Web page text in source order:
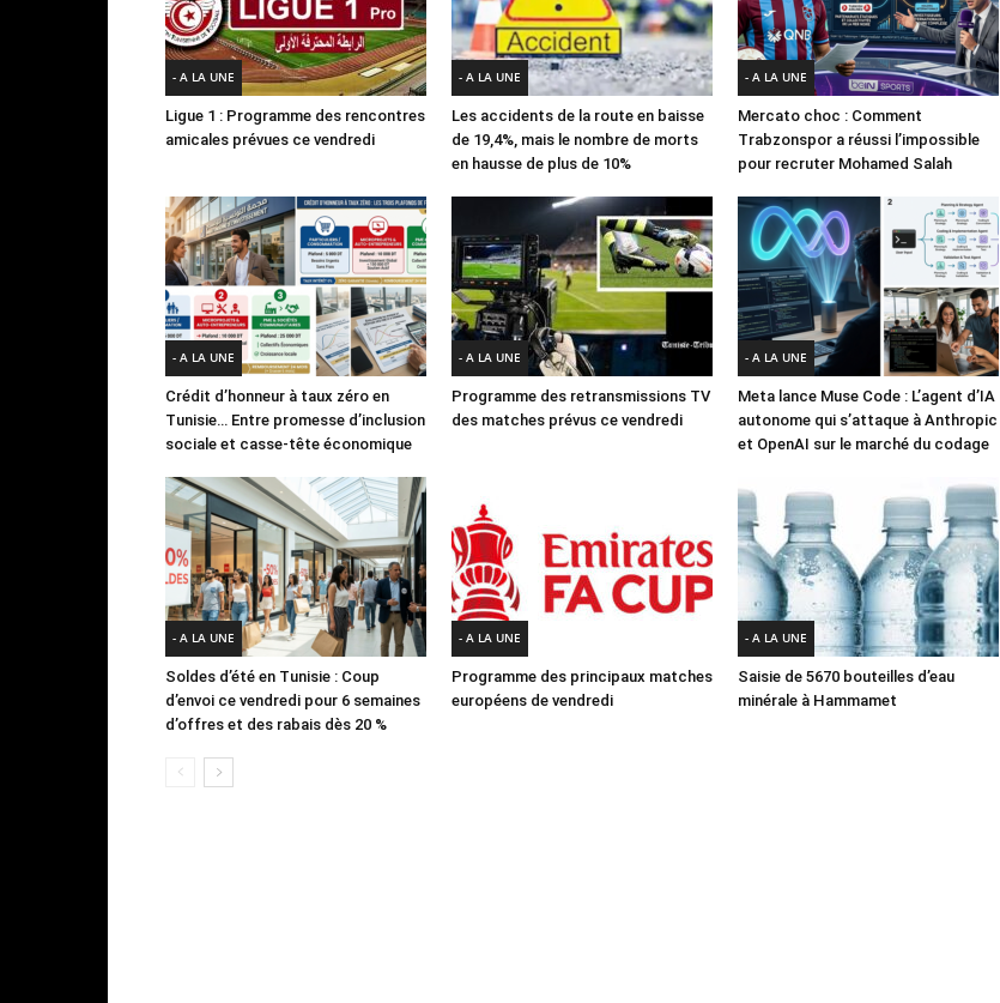
- A LA UNE
Ligue 1 : Programme des rencontres
amicales prévues ce vendredi
- A LA UNE
Les accidents de la route en baisse
de 19,4%, mais le nombre de morts
en hausse de plus de 10%
- A LA UNE
Mercato choc : Comment
Trabzonspor a réussi l’impossible
pour recruter Mohamed Salah
- A LA UNE
Crédit d’honneur à taux zéro en
Tunisie… Entre promesse d’inclusion
sociale et casse-tête économique
- A LA UNE
Programme des retransmissions TV
des matches prévus ce vendredi
- A LA UNE
Meta lance Muse Code : L’agent d’IA
autonome qui s’attaque à Anthropic
et OpenAI sur le marché du codage
- A LA UNE
Soldes d’été en Tunisie : Coup
d’envoi ce vendredi pour 6 semaines
d’offres et des rabais dès 20 %
- A LA UNE
Programme des principaux matches
européens de vendredi
- A LA UNE
Saisie de 5670 bouteilles d’eau
minérale à Hammamet